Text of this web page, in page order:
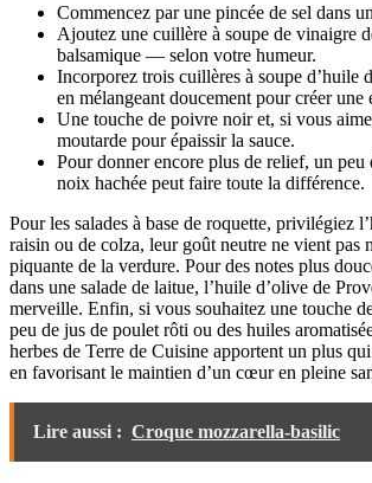
Commencez par une pincée de sel dans
Ajoutez une cuillère à soupe de vinaigre
balsamique — selon votre humeur.
Incorporez trois cuillères à soupe d’huile
en mélangeant doucement pour créer une
Une touche de poivre noir et, si vous
moutarde pour épaissir la sauce.
Pour donner encore plus de relief, un peu
noix hachée peut faire toute la différence.
Pour les salades à base de roquette, privilégiez
raisin ou de colza, leur goût neutre ne vient pas
piquante de la verdure. Pour des notes plus
dans une salade de laitue, l’huile d’olive de
merveille. Enfin, si vous souhaitez une touche
peu de jus de poulet rôti ou des huiles
herbes de Terre de Cuisine apportent un plus
en favorisant le maintien d’un cœur en pleine
Lire aussi : Croque mozzarella-basilic